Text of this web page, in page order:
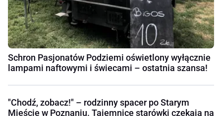
Schron Pasjonatów Podziemi oświetlony wyłącznie
lampami naftowymi i świecami – ostatnia szansa!
"Chodź, zobacz!" – rodzinny spacer po Starym
Mieście w Poznaniu. Tajemnice starówki czekają na